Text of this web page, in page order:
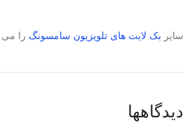
سایر بک لایت های تلویزیون سامسونگ را می
دیدگاهها